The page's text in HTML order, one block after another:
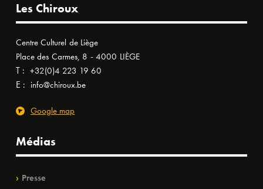
Les Chiroux
Centre Culturel de Liège
Place des Carmes, 8 - 4000 LIÈGE
T : +32(0)4 223 19 60
E : info@chiroux.be
Google map
Médias
Presse